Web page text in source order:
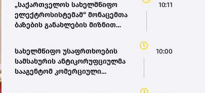
„საქართველოს სახელმწიფო
ელექტროსისტემამ“ მონაცემთა
ბაზების განახლების მიზნით
10:11
სახელმწიფო უსაფრთხოების
სამსახურის ანტიკორუფციულმა
სააგენტომ კომერციული
10:00